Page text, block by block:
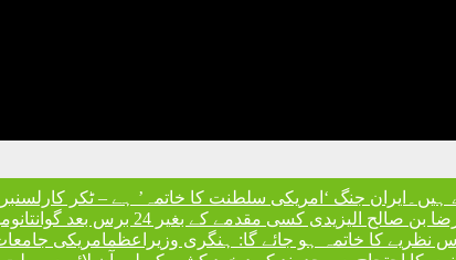
ہیں۔ ایران جنگ ‘امریکی سلطنت کا خاتمہ’ ہے – ٹکر کارلسن
کسی مقدمے کے بغیر 24 برس بعد گوانتانوموبے جیل سے آزاد
نظریے کا خاتمہ ہو جائے گا: ہنگری وزیراعظمامریکی